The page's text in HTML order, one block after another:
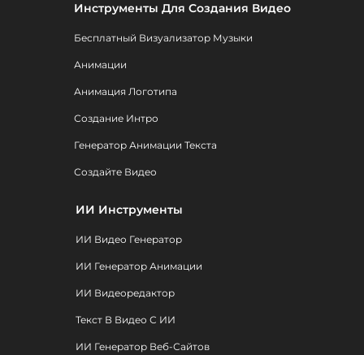
Инструменты Для Создания Видео
Бесплатный Визуализатор Музыки
Анимации
Анимация Логотипа
Создание Интро
Генератор Анимации Текста
Создайте Видео
ИИ Инструменты
ИИ Видео Генератор
ИИ Генератор Анимации
ИИ Видеоредактор
Текст В Видео С ИИ
ИИ Генератор Веб-Сайтов